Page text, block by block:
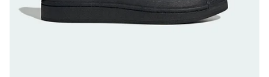
防水鞋推薦 11. On Cloudhorizon 2 WP：腳
感軟彈、搭載 Missiongrip™ 的防水輕越野鞋